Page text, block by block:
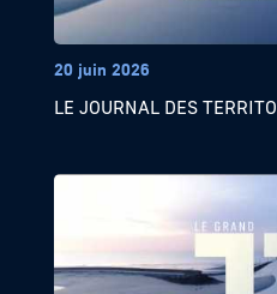
20 juin 2026
LE JOURNAL DES